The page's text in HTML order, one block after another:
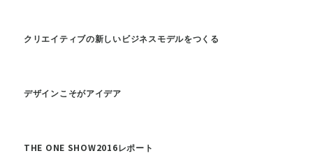
クリエイティブの新しいビジネスモデルをつくる
デザインこそがアイデア
THE ONE SHOW2016レポート